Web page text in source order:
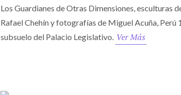
Los Guardianes de Otras Dimensiones, esculturas
Rafael Chehín y fotografías de Miguel Acuña, Perú
subsuelo del Palacio Legislativo. Ver Más